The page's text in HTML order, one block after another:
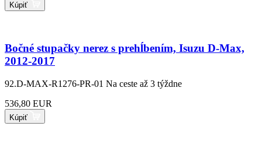
Kúpiť
Bočné stupačky nerez s prehĺbením, Isuzu D-Max,
2012-2017
92.D-MAX-R1276-PR-01 Na ceste až 3 týždne
536,80 EUR
Kúpiť